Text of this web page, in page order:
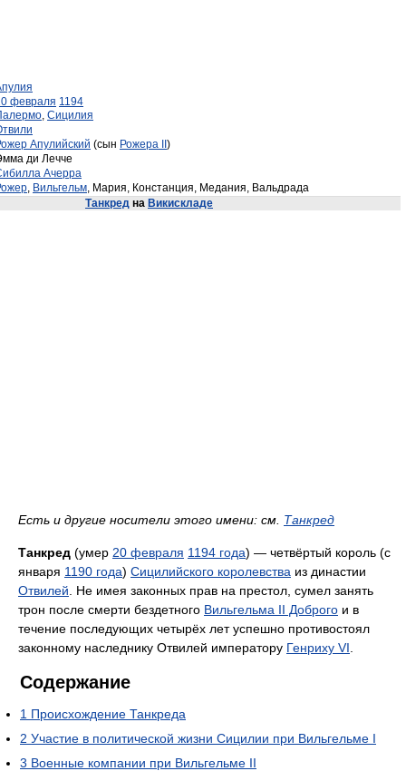
февраля 1194
, Сицилия
Апулийский (сын Рожера II )
ди Лечче
Ачерра
, Вильгельм, Мария, Констанция, Медания, Вальдрада
Танкред на Викискладе
Есть и другие носители этого имени: см. Танкред
Танкред (умер 20 февраля 1194 года) — четвёртый король (с
января 1190 года) Сицилийского королевства из династии
Отвилей . Не имея законных прав на престол, сумел занять
трон после смерти бездетного Вильгельма II Доброго и в
течение последующих четырёх лет успешно противостоял
законному наследнику Отвилей императору Генриху VI
Содержание
1 Происхождение Танкреда
2 Участие в политической жизни Сицилии при Вильгельме I
3 Военные компании при Вильгельме II